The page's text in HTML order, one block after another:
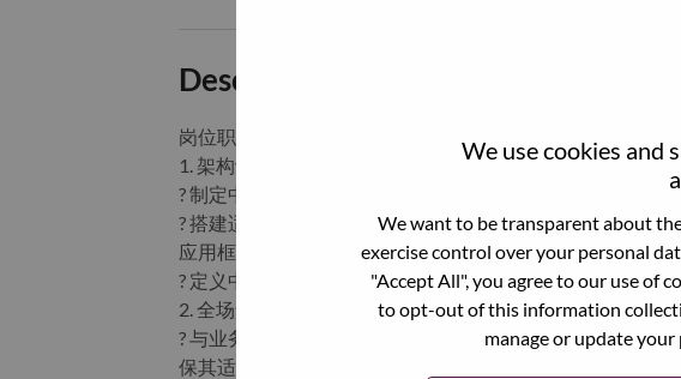
We use cookies and
We want to be transparent about
exercise control over your personal
"Accept All", you agree to our use of
to opt-out of this information
manage or update
Description and Requirements
岗位职责
1. 架构设计与规划：
? 制定中国区供应链AI发展蓝图和技术路线图，支撑部门数
? 搭建适配中国区供应链AI整体技术架构体系，包含AI模
应用框架，确保系统的可扩展性、稳定性和安全性
? 定义中国区供应链AI解决方案的技术标准和最佳实践
2. 全场景AI设计与落地‌：
? 与业务解决方案团队合作，识别并提炼高价值的AI场景
保其适应供应链业务的变化和发展